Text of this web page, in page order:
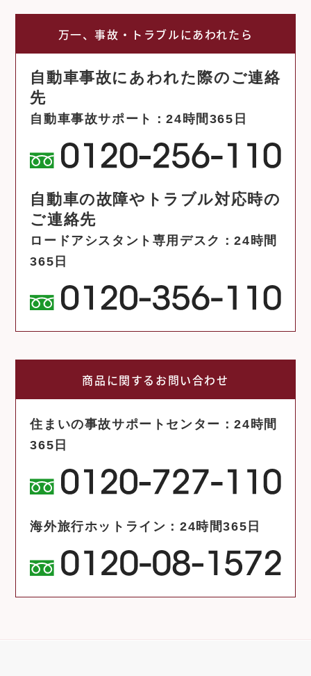
万一、事故・トラブルにあわれたら
自動車事故にあわれた際のご連絡
先
自動車事故サポート：24時間365日
自動車の故障やトラブル対応時の
ご連絡先
ロードアシスタント専用デスク：24時間
365日
商品に関するお問い合わせ
住まいの事故サポートセンター：24時間
365日
海外旅行ホットライン：24時間365日